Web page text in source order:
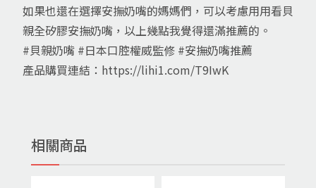
如果也還在選擇安撫奶嘴的媽媽們，可以考慮用用看貝
親全矽膠安撫奶嘴，以上幾點我覺得還滿推薦的。
#貝親奶嘴 #日本口腔權威監修 #安撫奶嘴推薦
產品購買連結： https://lihi1.com/T9IwK
相關商品